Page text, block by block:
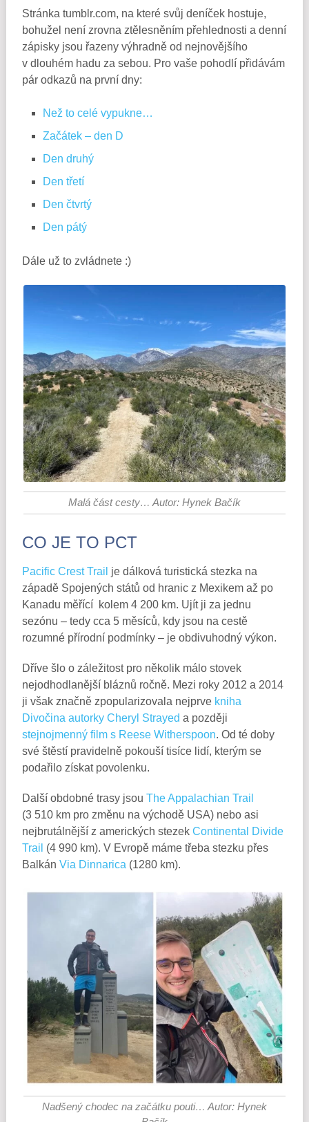
Stránka tumblr.com, na které svůj deníček hostuje,
bohužel není zrovna ztělesněním přehlednosti a denní
zápisky jsou řazeny výhradně od nejnovějšího
v dlouhém hadu za sebou. Pro vaše pohodlí přidávám
pár odkazů na první dny:
Než to celé vypukne…
Začátek – den D
Den druhý
Den třetí
Den čtvrtý
Den pátý
Dále už to zvládnete :)
Malá část cesty… Autor: Hynek Bačík
CO JE TO PCT
Pacific Crest Trail je dálková turistická stezka na
západě Spojených států od hranic z Mexikem až po
Kanadu měřící kolem 4 200 km. Ujít ji za jednu
sezónu – tedy cca 5 měsíců, kdy jsou na cestě
rozumné přírodní podmínky – je obdivuhodný výkon.
Dříve šlo o záležitost pro několik málo stovek
nejodhodlanější bláznů ročně. Mezi roky 2012 a 2014
ji však značně zpopularizovala nejprve kniha
Divočina autorky Cheryl Strayed a později
stejnojmenný film s Reese Witherspoon. Od té doby
své štěstí pravidelně pokouší tisíce lidí, kterým se
podařilo získat povolenku.
Další obdobné trasy jsou The Appalachian Trail
(3 510 km pro změnu na východě USA) nebo asi
nejbrutálnější z amerických stezek Continental Divide
Trail (4 990 km). V Evropě máme třeba stezku přes
Balkán Via Dinnarica (1280 km).
Nadšený chodec na začátku pouti… Autor: Hynek